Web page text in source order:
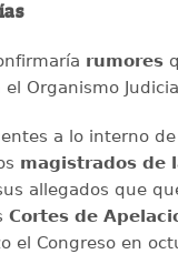
rumores
Organismo
a lo interno
magistrados de
allegados que
Cortes de
el Congreso en